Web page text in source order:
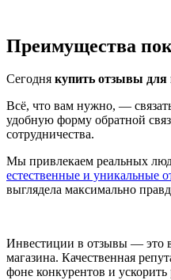
Преимущества
Сегодня купить отзывы для
Всё, что вам нужно, —
удобную форму обратной
сотрудничества.
Мы привлекаем реальных
естественные и уникальные
выглядела максимально
Инвестиции в отзывы — это
магазина. Качественная
фоне конкурентов и